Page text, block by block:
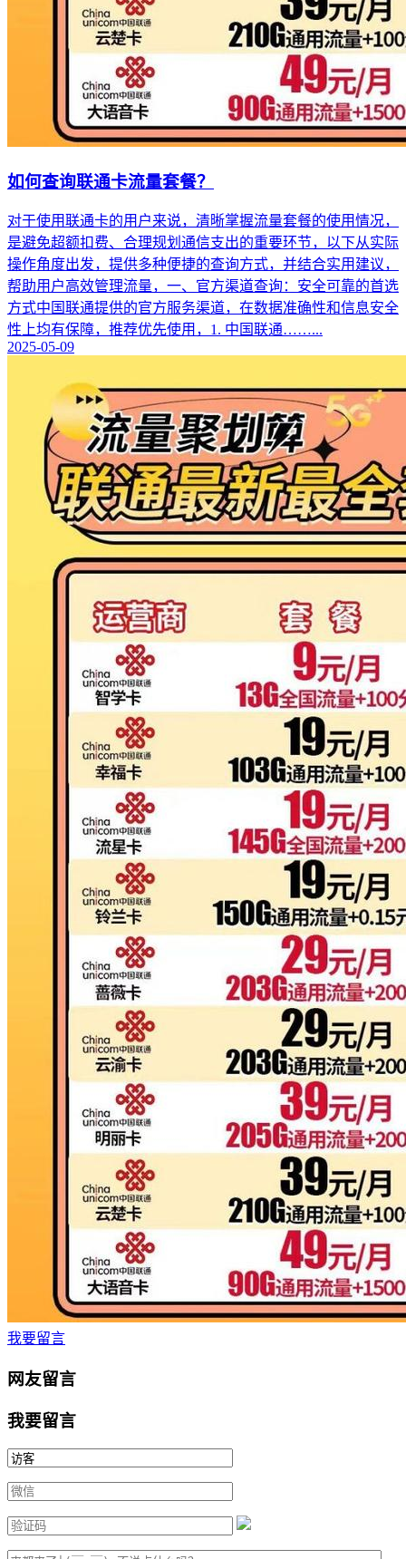
如何查询联通卡流量套餐？
对于使用联通卡的用户来说，清晰掌握流量套餐的使用情况，
是避免超额扣费、合理规划通信支出的重要环节，以下从实际
操作角度出发，提供多种便捷的查询方式，并结合实用建议，
帮助用户高效管理流量，一、官方渠道查询：安全可靠的首选
方式中国联通提供的官方服务渠道，在数据准确性和信息安全
性上均有保障，推荐优先使用，1. 中国联通……...
2025-05-09
我要留言
网友留言
我要留言